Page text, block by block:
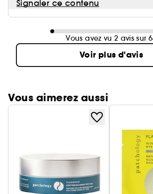
Signaler ce contenu
Vous avez vu 2 avis sur
Voir plus d'avis
Vous aimerez aussi